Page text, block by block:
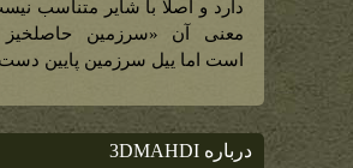
دارد و اصلا با شایر متناسب
معنی آن «سرزمین حاصلخیز
است اما ییل سرزمین پایین
درباره 3DMAHDI